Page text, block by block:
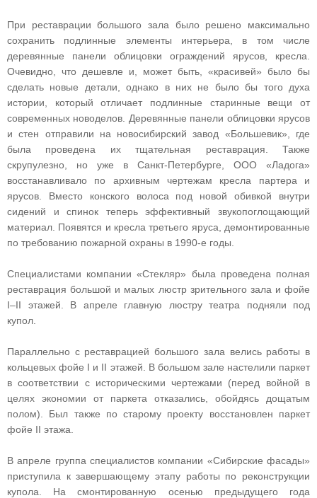
При реставрации большого зала было решено максимально
сохранить подлинные элементы интерьера, в том числе
деревянные панели облицовки ограждений ярусов, кресла.
Очевидно, что дешевле и, может быть, «красивей» было бы
сделать новые детали, однако в них не было бы того духа
истории, который отличает подлинные старинные вещи от
современных новоделов. Деревянные панели облицовки ярусов
и стен отправили на новосибирский завод «Большевик», где
была проведена их тщательная реставрация. Также
скрупулезно, но уже в Санкт‑Петербурге, ООО «Ладога»
восстанавливало по архивным чертежам кресла партера и
ярусов. Вместо конского волоса под новой обивкой внутри
сидений и спинок теперь эффективный звукопоглощающий
материал. Появятся и кресла третьего яруса, демонтированные
по требованию пожарной охраны в 1990‑е годы.
Специалистами компании «Стекляр» была проведена полная
реставрация большой и малых люстр зрительного зала и фойе
I–II этажей. В апреле главную люстру театра подняли под
купол.
Параллельно с реставрацией большого зала велись работы в
кольцевых фойе I и II этажей. В большом зале настелили паркет
в соответствии с историческими чертежами (перед войной в
целях экономии от паркета отказались, обойдясь дощатым
полом). Был также по старому проекту восстановлен паркет
фойе II этажа.
В апреле группа специалистов компании «Сибирские фасады»
приступила к завершающему этапу работы по реконструкции
купола. На смонтированную осенью предыдущего года